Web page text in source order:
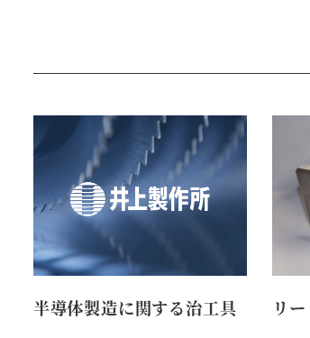
半導体製造に関する治工具 リ